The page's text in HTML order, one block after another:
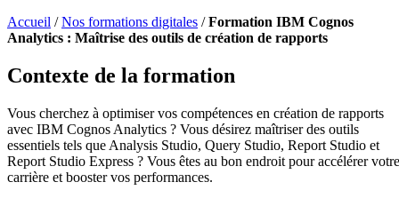
Accueil /Nos formations digitales /Formation IBM Cognos
Analytics : Maîtrise des outils de création de rapports
Contexte de la formation
Vous cherchez à optimiser vos compétences en création de rapports
avec IBM Cognos Analytics ? Vous désirez maîtriser des outils
essentiels tels que Analysis Studio, Query Studio, Report Studio et
Report Studio Express ? Vous êtes au bon endroit pour accélérer votre
carrière et booster vos performances.